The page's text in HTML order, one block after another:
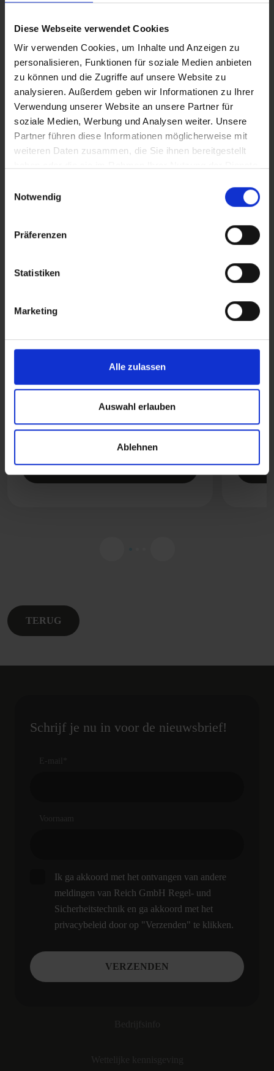
Diese Webseite verwendet Cookies
Wir verwenden Cookies, um Inhalte und Anzeigen zu
personalisieren, Funktionen für soziale Medien anbieten
zu können und die Zugriffe auf unsere Website zu
analysieren. Außerdem geben wir Informationen zu Ihrer
Verwendung unserer Website an unsere Partner für
soziale Medien, Werbung und Analysen weiter. Unsere
Partner führen diese Informationen möglicherweise mit
weiteren Daten zusammen, die Sie ihnen bereitgestellt
Notwendig
Präferenzen
Statistiken
Marketing
Alle zulassen
Auswahl erlauben
Ablehnen
Daarnaast biedt onze slimme accuschakelaar bescherming tegen
onbevoegd gebruik van je caravan en onbedoelde ontlading tijdens
langere stilstand.
Dit vind je misschien ook leuk
Ontkoppelaar zonder behuizing
READ MORE
TERUG
Schrijf je nu in voor de nieuwsbrief!
E-mail
Voornaam
Ik ga akkoord met het ontvangen van andere
meldingen van Reich GmbH Regel- und
Sicherheitstechnik en ga akkoord met het
privacybeleid door op "Verzenden" te klikken.